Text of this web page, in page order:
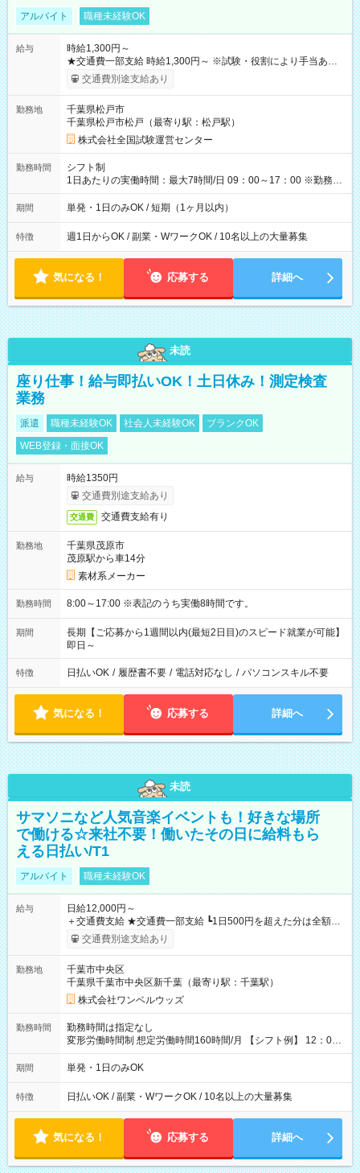
アルバイト 職種未経験OK
給与
時給1,300円～
★交通費一部支給 時給1,300円～ ※試験・役割により手当あり
※勤務回数により昇給あり 【即給（前払い）オプションあ
り！】 希望される場合、勤務から1週間ほどで給与の一部を受け
例】 ・河合塾模擬試験 8:30～17:30（休憩1時間） 時給1,300円
×8時間＝日収10,400円＋交通費 ※当日の役割により時給＋100
円の場合あり ・国家試験 7:00～13:30（休憩なし） 時給1,300
円（役割手当＋100円）×6時間＝日収8,400円＋交通費 【試用期
間】試用期間なし
交通費別途支給あり
勤務地
千葉県松戸市
千葉県松戸市松戸（最寄り駅：松戸駅）
株式会社全国試験運営センター
勤務時間
シフト制
1日あたりの実働時間：最大7時間/日 09：00～17：00 ※勤務時
間は 試験により異なります。
期間 単発・1日のみOK / 短期（1ヶ月以内）
特徴 週1日からOK / 副業・WワークOK / 10名以上の大量募集
気になる！ 応募する 詳細へ
未読
座り仕事！給与即払いOK！土日休み！測定検査
業務
派遣 職種未経験OK 社会人未経験OK
ブランクOK
WEB登録・面接OK
給与
時給1350円
交通費別途支給あり
交通費 交通費支給有り
勤務地
千葉県茂原市
茂原駅から車14分
素材系メーカー
勤務時間 8:00～17:00 ※表記のうち実働8時間です。
期間
長期【ご応募から1週間以内(最短2日目)のスピード就業が可能】
即日～
特徴 日払いOK / 履歴書不要 / 電話対応なし / パソコンスキル不要
気になる！ 応募する 詳細へ
未読
サマソニなど人気音楽イベントも！好きな場所
で働ける☆来社不要！働いたその日に給料もら
える日払い/T1
アルバイト 職種未経験OK
給与
日給12,000円～
＋交通費支給 ★交通費一部支給 ┗1日500円を超えた分は全額支
給！ ※往復500円以内の方は自己負担となります ★日払いOK！
（規定あり） ┗働いたその日に現金GET♪ お仕事後はコンビニ
なし
交通費別途支給あり
勤務地
千葉市中央区
千葉県千葉市中央区新千葉（最寄り駅：千葉駅）
株式会社ワンベルウッズ
勤務時間
勤務時間は指定なし
変形労働時間制 想定労働時間160時間/月 【シフト例】 12：00
～22：00
期間 単発・1日のみOK
特徴 日払いOK / 副業・WワークOK / 10名以上の大量募集
気になる！ 応募する 詳細へ